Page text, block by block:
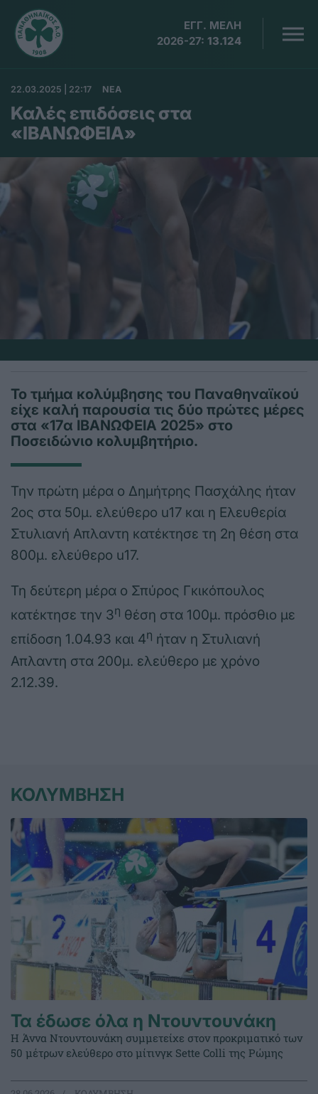
ΕΓΓ. ΜΕΛΗ
2026-27: 13.124
22.03.2025 | 22:17 ΝΕΑ
Καλές επιδόσεις στα
«ΙΒΑΝΩΦΕΙΑ»
Το τμήμα κολύμβησης του Παναθηναϊκού
είχε καλή παρουσία τις δύο πρώτες μέρες
στα «17α ΙΒΑΝΩΦΕΙΑ 2025» στο
Ποσειδώνιο κολυμβητήριο.
Την πρώτη μέρα ο Δημήτρης Πασχάλης ήταν
2ος στα 50μ. ελεύθερο u17 και η Ελευθερία
Στυλιανή Απλαντη κατέκτησε τη 2η θέση στα
800μ. ελεύθερο u17.
Τη δεύτερη μέρα ο Σπύρος Γκικόπουλος
κατέκτησε την 3η θέση στα 100μ. πρόσθιο με
επίδοση 1.04.93 και 4η ήταν η Στυλιανή
Απλαντη στα 200μ. ελεύθερο με χρόνο
2.12.39.
ΚΟΛΥΜΒΗΣΗ
Τα έδωσε όλα η Ντουντουνάκη
Η Άννα Ντουντουνάκη συμμετείχε στον προκριματικό των
50 μέτρων ελεύθερο στο μίτινγκ Sette Colli της Ρώμης